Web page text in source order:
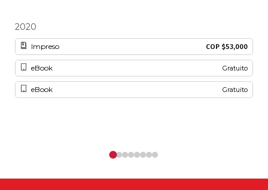
2020
Impreso COP $53,000
eBook Gratuito
eBook Gratuito